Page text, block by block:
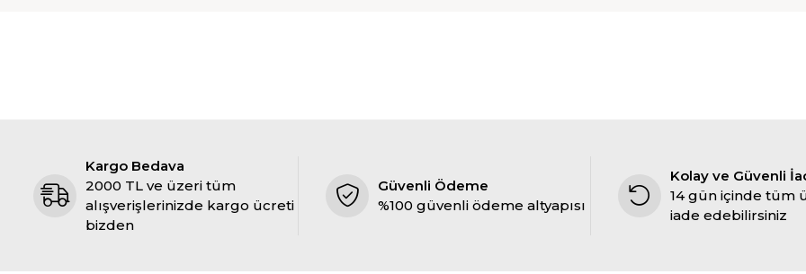
Kargo Bedava
2000 TL ve üzeri tüm
alışverişlerinizde kargo ücreti
bizden
Güvenli Ödeme
%100 güvenli ödeme altyapısı
Kolay ve Güvenli
14 gün içinde tüm
iade edebilirsiniz